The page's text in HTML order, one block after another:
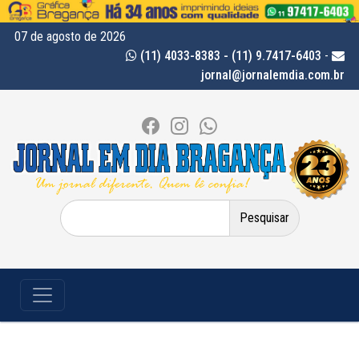
07 de agosto de 2026
(11) 4033-8383 - (11) 9.7417-6403 -
jornal@jornalemdia.com.br
Pesquisar
por: